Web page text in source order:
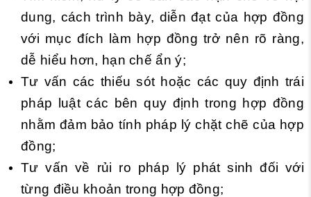
dung, cách trình bày, diễn đạt của hợp đồng
với mục đích làm hợp đồng trở nên rõ ràng,
dễ hiểu hơn, hạn chế ẩn ý;
Tư vấn các thiếu sót hoặc các quy định trái
pháp luật các bên quy định trong hợp đồng
nhằm đảm bảo tính pháp lý chặt chẽ của hợp
đồng;
Tư vấn về rủi ro pháp lý phát sinh đối với
từng điều khoản trong hợp đồng;